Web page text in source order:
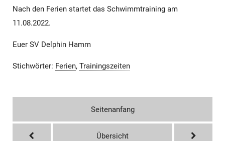
Nach den Ferien startet das Schwimmtraining am
11.08.2022.
Euer SV Delphin Hamm
Stichwörter: Ferien, Trainingszeiten
Seitenanfang
Übersicht